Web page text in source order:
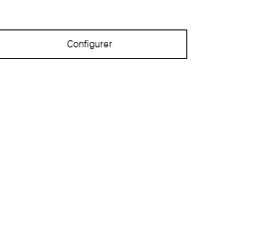
Configurer